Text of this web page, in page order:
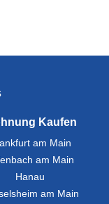
Kaufen
am Main
am Main
Hanau
am Main